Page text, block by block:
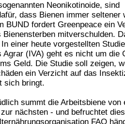
Neonikotinoide, sind
dass Bienen immer seltener
BUND fordert Greenpeace ein
Bienensterben mitverschulden.
einer heute vorgestellten
Agrar (IVA) geht es nicht um die
Geld. Die Studie soll zeigen,
ein Verzicht auf das
sich bringt.
summt die Arbeitsbiene von
nächsten - und befruchtet
FAO